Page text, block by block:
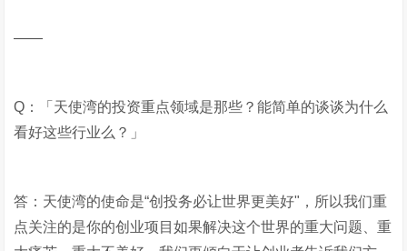
——
Q：「天使湾的投资重点领域是那些？能简单的谈谈为什么
看好这些行业么？」
答：天使湾的使命是“创投务必让世界更美好"，所以我们重
点关注的是你的创业项目如果解决这个世界的重大问题、重